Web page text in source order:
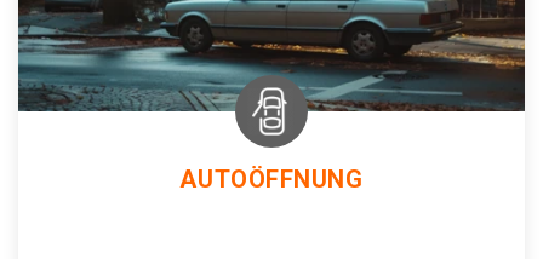
AUTOÖFFNUNG